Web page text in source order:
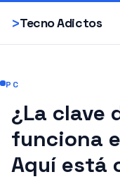
>Tecno Adictos
Smartphones
PC
¿La clave
funciona
Aquí está